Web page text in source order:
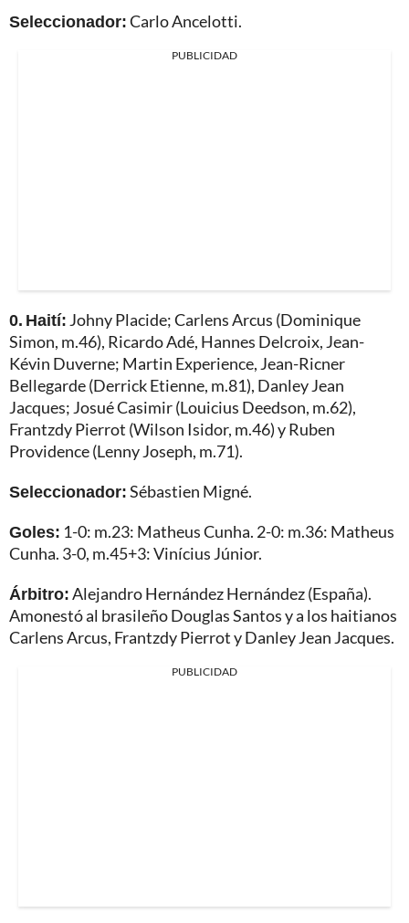
Seleccionador:Carlo Ancelotti.
PUBLICIDAD
0. Haití: Johny Placide; Carlens Arcus (Dominique
Simon, m.46), Ricardo Adé, Hannes Delcroix, Jean-
Kévin Duverne; Martin Experience, Jean-Ricner
Bellegarde (Derrick Etienne, m.81), Danley Jean
Jacques; Josué Casimir (Louicius Deedson, m.62),
Frantzdy Pierrot (Wilson Isidor, m.46) y Ruben
Providence (Lenny Joseph, m.71).
Seleccionador:Sébastien Migné.
Goles: 1-0: m.23: Matheus Cunha. 2-0: m.36: Matheus
Cunha. 3-0, m.45+3: Vinícius Júnior.
Árbitro:Alejandro Hernández Hernández (España).
Amonestó al brasileño Douglas Santos y a los haitianos
Carlens Arcus, Frantzdy Pierrot y Danley Jean Jacques.
PUBLICIDAD